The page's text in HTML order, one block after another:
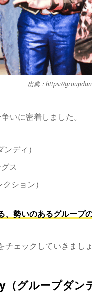
出典：https://
いに密着しました。
ディ）
ス
ション）
勢いのあるグループ
とに内容を
グループダン